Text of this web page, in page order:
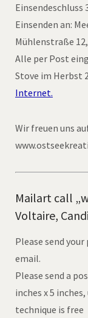
Einsendeschluss
Einsenden an:
Mühlenstraße
Alle per Post
Stove im Herbst
Internet.
Wir freuen uns
Mailart call
Voltaire,
Please send
email.
Please send a
inches x 5
technique is free